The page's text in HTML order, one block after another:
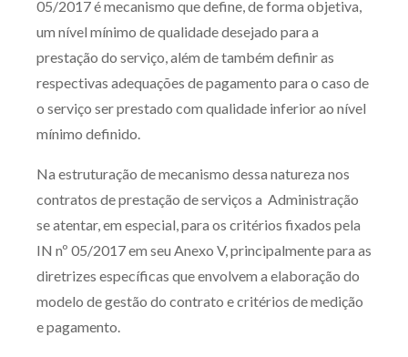
05/2017 é mecanismo que define, de forma objetiva,
um nível mínimo de qualidade desejado para a
prestação do serviço, além de também definir as
respectivas adequações de pagamento para o caso de
o serviço ser prestado com qualidade inferior ao nível
mínimo definido.
Na estruturação de mecanismo dessa natureza nos
contratos de prestação de serviços a Administração
se atentar, em especial, para os critérios fixados pela
IN nº 05/2017 em seu Anexo V, principalmente para as
diretrizes específicas que envolvem a elaboração do
modelo de gestão do contrato e critérios de medição
e pagamento.